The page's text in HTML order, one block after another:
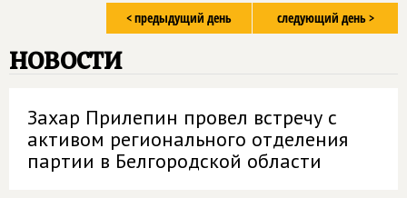
следующий день >
< предыдущий день
новости
Захар Прилепин провел встречу с
активом регионального отделения
партии в Белгородской области